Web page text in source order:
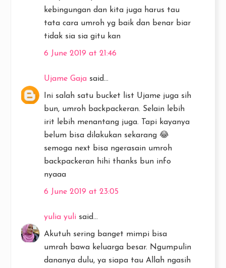
kebingungan dan kita juga harus tau
tata cara umroh yg baik dan benar biar
tidak sia sia gitu kan
6 June 2019 at 21:46
Ujame Gaja said...
Ini salah satu bucket list Ujame juga sih
bun, umroh backpackeran. Selain lebih
irit lebih menantang juga. Tapi kayanya
belum bisa dilakukan sekarang 😂
semoga next bisa ngerasain umroh
backpackeran hihi thanks bun info
nyaaa
6 June 2019 at 23:05
yulia yuli said...
Akutuh sering banget mimpi bisa
umrah bawa keluarga besar. Ngumpulin
dananya dulu, ya siapa tau Allah ngasih